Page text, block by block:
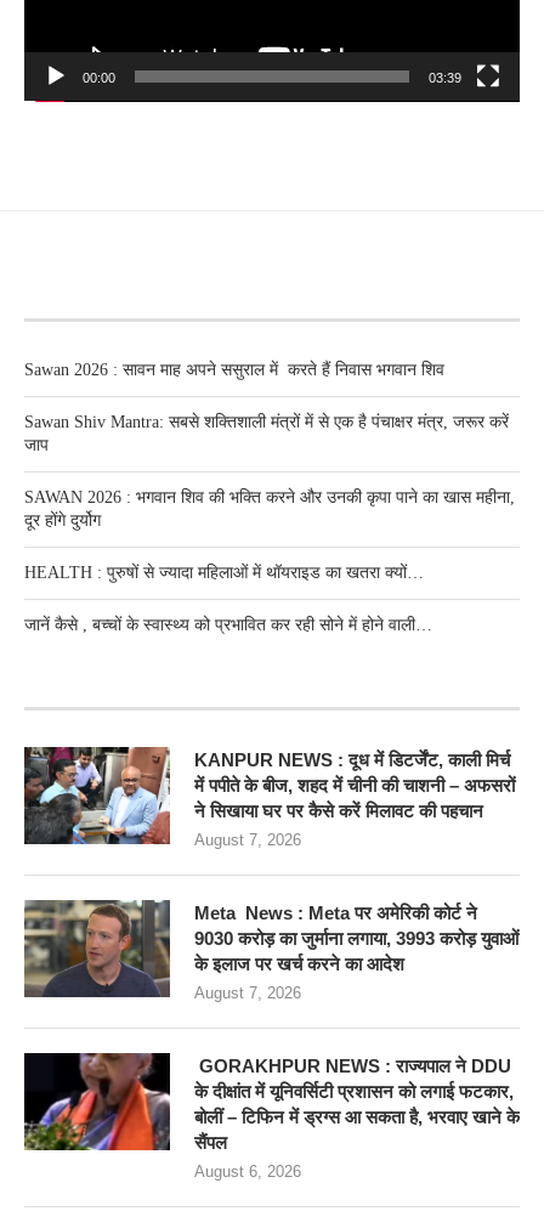
00:00 03:39
Sawan 2026 : सावन माह अपने ससुराल में करते हैं निवास भगवान शिव
Sawan Shiv Mantra: सबसे शक्तिशाली मंत्रों में से एक है पंचाक्षर मंत्र, जरूर करें
जाप
SAWAN 2026 : भगवान शिव की भक्ति करने और उनकी कृपा पाने का खास महीना,
दूर होंगे दुर्योग
HEALTH : पुरुषों से ज्यादा महिलाओं में थॉयराइड का खतरा क्यों…
जानें कैसे , बच्चों के स्वास्थ्य को प्रभावित कर रही सोने में होने वाली…
KANPUR NEWS : दूध में डिटर्जेंट, काली मिर्च
में पपीते के बीज, शहद में चीनी की चाशनी – अफसरों
ने सिखाया घर पर कैसे करें मिलावट की पहचान
August 7, 2026
Meta News : Meta पर अमेरिकी कोर्ट ने
9030 करोड़ का जुर्माना लगाया, 3993 करोड़ युवाओं
के इलाज पर खर्च करने का आदेश
August 7, 2026
GORAKHPUR NEWS : राज्यपाल ने DDU
के दीक्षांत में यूनिवर्सिटी प्रशासन को लगाई फटकार,
बोलीं – टिफिन में ड्रग्स आ सकता है, भरवाए खाने के
सैंपल
August 6, 2026